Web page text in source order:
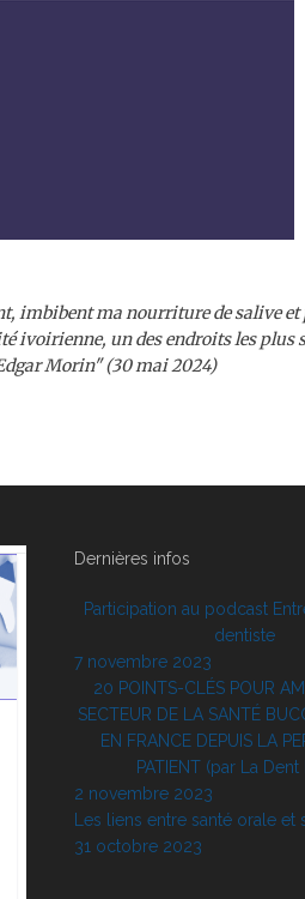
imbibent ma nourriture de salive
ivoirienne, un des endroits les plus
Morin" (30 mai 2024)
Dernières infos
Participation au podcast
dentiste
7 novembre 2023
20 POINTS-CLÉS POUR
SECTEUR DE LA SANTÉ
EN FRANCE DEPUIS LA
PATIENT (par La Dent
2 novembre 2023
Les liens entre santé orale et
31 octobre 2023